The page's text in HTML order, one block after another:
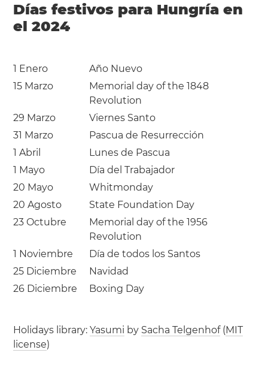
Días festivos para Hungría en
el 2024
1 Enero
Año Nuevo
15 Marzo
Memorial day of the 1848
Revolution
29 Marzo
Viernes Santo
31 Marzo
Pascua de Resurrección
1 Abril
Lunes de Pascua
1 Mayo
Día del Trabajador
20 Mayo
Whitmonday
20 Agosto
State Foundation Day
23 Octubre
Memorial day of the 1956
Revolution
1 Noviembre
Día de todos los Santos
25 Diciembre
Navidad
26 Diciembre
Boxing Day
Holidays library:Yasumi by Sacha Telgenhof(MIT
license)